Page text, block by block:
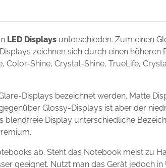
LED Displays unterschieden. Zum einen
zeichnen sich durch einen höheren
Shine, Crystal-Shine, TrueLife,
Displays bezeichnet werden. Matte
Glossy-Displays ist aber der
Display unterschiedliche
ab. Steht das Notebook meist zu
geeignet. Nutzt man das Gerät jedoch